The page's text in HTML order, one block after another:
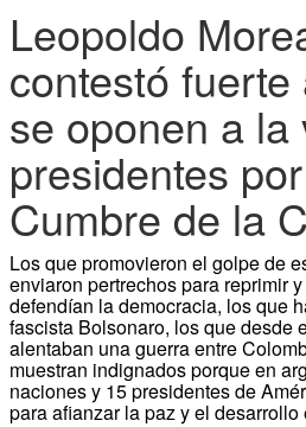
Leopoldo
contestó
se oponen a la
presidentes
Cumbre de la
Los que promovieron el golpe de
enviaron pertrechos para reprimir
defendían la democracia, los que
fascista Bolsonaro, los que desde
alentaban una guerra entre
muestran indignados porque en
naciones y 15 presidentes de
para afianzar la paz y el desarrollo